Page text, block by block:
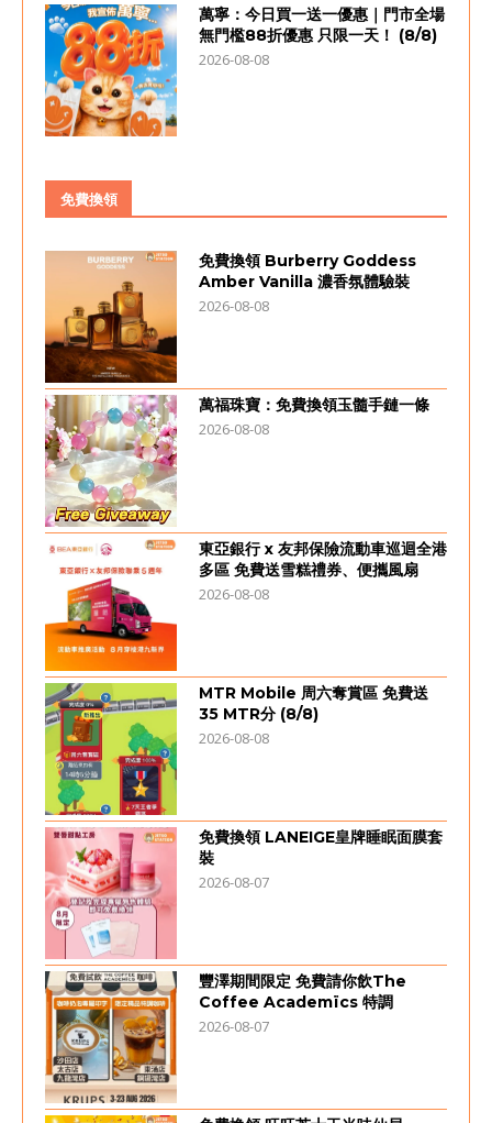
萬寧：今日買一送一優惠｜門市全場
無門檻88折優惠 只限一天！ (8/8)
2026-08-08
免費換領
免費換領 Burberry Goddess
Amber Vanilla 濃香氛體驗裝
2026-08-08
萬福珠寶：免費換領玉髓手鏈一條
2026-08-08
東亞銀行 x 友邦保險流動車巡迴全港
多區 免費送雪糕禮券、便攜風扇
2026-08-08
MTR Mobile 周六奪賞區 免費送
35 MTR分 (8/8)
2026-08-08
免費換領 LANEIGE皇牌睡眠面膜套
裝
2026-08-07
豐澤期間限定 免費請你飲The
Coffee Academïcs 特調
2026-08-07